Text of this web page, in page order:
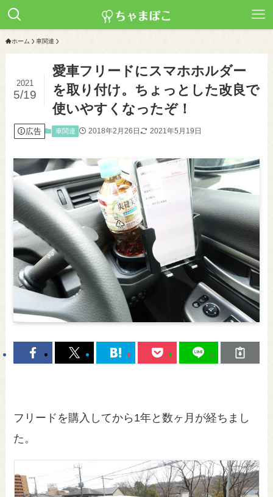
ホーム 車関連
愛車フリードにスマホホルダー
を取り付け。ちょっとした改良で
使いやすくなったぞ！
2021
5/19
広告 車関連 2018年2月26日 2021年5月19日
フリードを購入してから1年と数ヶ月が経ちまし
た。